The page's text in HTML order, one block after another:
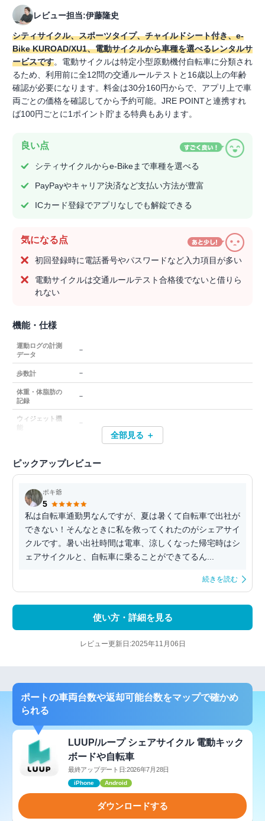
レビュー担当:伊藤隆史
シティサイクル、スポーツタイプ、チャイルドシート付き、e-
Bike KUROAD/XU1、電動サイクルから車種を選べるレンタルサ
ービスです。電動サイクルは特定小型原動機付自転車に分類され
るため、利用前に全12問の交通ルールテストと16歳以上の年齢
確認が必要になります。料金は30分160円からで、アプリ上で車
両ごとの価格を確認してから予約可能。JRE POINTと連携すれ
ば100円ごとに1ポイント貯まる特典もあります。
良い点
シティサイクルからe-Bikeまで車種を選べる
PayPayやキャリア決済など支払い方法が豊富
ICカード登録でアプリなしでも解錠できる
気になる点
初回登録時に電話番号やパスワードなど入力項目が多い
電動サイクルは交通ルールテスト合格後でないと借りら
れない
機能・仕様
運動ログの計測
データ
－
歩数計 －
体重・体脂肪の
記録
－
ウィジェット機
－
全部見る ＋
ピックアップレビュー
ポキ爺
5
私は自転車通勤男なんですが、夏は暑くて自転車で出社が
できない！そんなときに私を救ってくれたのがシェアサイ
クルです。暑い出社時間は電車、涼しくなった帰宅時はシ
ェアサイクルと、自転車に乗ることができてるん...
続きを読む
使い方・詳細を見る
レビュー更新日:2025年11月06日
ポートの車両台数や返却可能台数をマップで確かめ
られる
LUUP/ループ シェアサイクル 電動キック
ボードや自転車
最終アップデート日:2026年7月28日
iPhone Android
ダウンロードする